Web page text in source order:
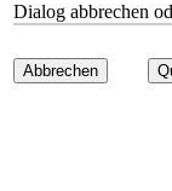
Dialog abbrechen
Abbrechen